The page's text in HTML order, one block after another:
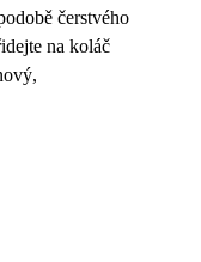
čerstvého
na koláč